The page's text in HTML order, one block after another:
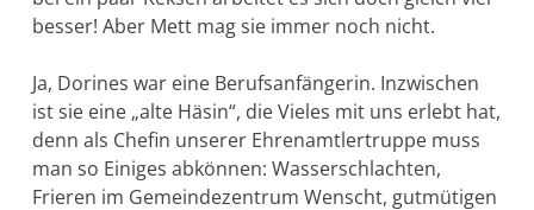
besser! Aber Mett mag sie immer noch nicht.
Ja, Dorines war eine Berufsanfängerin. Inzwischen
ist sie eine „alte Häsin“, die Vieles mit uns erlebt hat,
denn als Chefin unserer Ehrenamtlertruppe muss
man so Einiges abkönnen: Wasserschlachten,
Frieren im Gemeindezentrum Wenscht, gutmütigen